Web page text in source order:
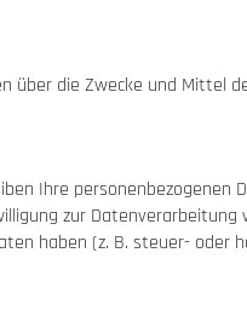
die Zwecke und Mittel
Ihre personenbezogenen
zur
haben (z. B. steuer- oder